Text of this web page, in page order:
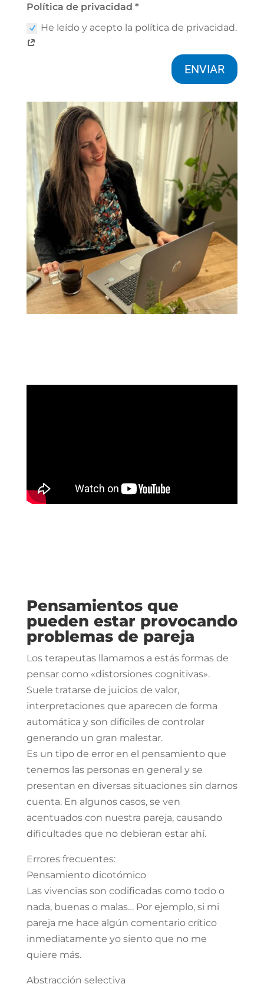
Política de privacidad *
He leído y acepto la política de privacidad.
ENVIAR
Pensamientos que
pueden estar provocando
problemas de pareja
Los terapeutas llamamos a estás formas de
pensar como «distorsiones cognitivas».
Suele tratarse de juicios de valor,
interpretaciones que aparecen de forma
automática y son difíciles de controlar
generando un gran malestar.
Es un tipo de error en el pensamiento que
tenemos las personas en general y se
presentan en diversas situaciones sin darnos
cuenta. En algunos casos, se ven
acentuados con nuestra pareja, causando
dificultades que no debieran estar ahí.
Errores frecuentes:
Pensamiento dicotómico
Las vivencias son codificadas como todo o
nada, buenas o malas… Por ejemplo, si mi
pareja me hace algún comentario crítico
inmediatamente yo siento que no me
quiere más.
Abstracción selectiva